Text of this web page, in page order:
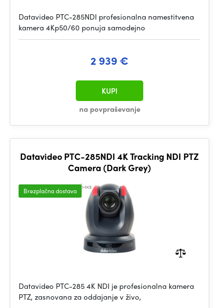
Datavideo PTC-285NDI profesionalna namestitvena
kamera 4Kp50/60 ponuja samodejno
2 939 €
na povpraševanje
KUPI
Datavideo PTC-285NDI 4K Tracking NDI PTZ
Camera (Dark Grey)
Brezplačna dostava
Datavideo PTC-285 4K NDI je profesionalna kamera
PTZ, zasnovana za oddajanje v živo,